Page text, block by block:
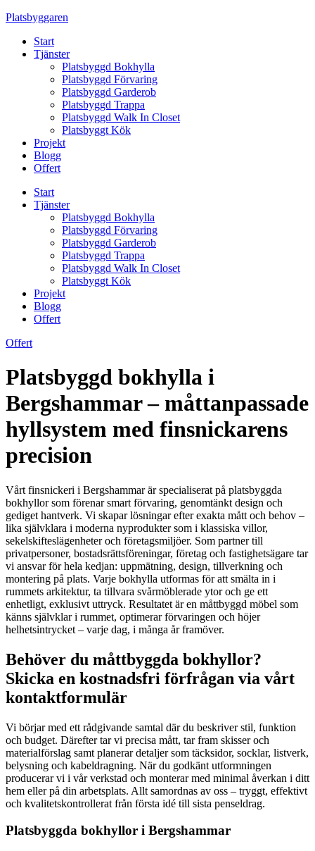
Skip
content
Platsbyggaren
Start
Tjänster
Platsbyggd Bokhylla
Platsbyggd Förvaring
Platsbyggd Garderob
Platsbyggd Trappa
Platsbyggd Walk In Closet
Platsbyggt Kök
Projekt
Blogg
Offert
Start
Tjänster
Platsbyggd Bokhylla
Platsbyggd Förvaring
Platsbyggd Garderob
Platsbyggd Trappa
Platsbyggd Walk In Closet
Platsbyggt Kök
Projekt
Blogg
Offert
Offert
Platsbyggd bokhylla i
Bergshammar – måttanpassade
hyllsystem med finsnickarens
precision
Vårt finsnickeri i Bergshammar är specialiserat på platsbyggda
bokhyllor som förenar smart förvaring, genomtänkt design och
gediget hantverk. Vi skapar lösningar efter exakta mått och behov –
lika självklara i moderna nyprodukter som i klassiska villor,
sekelskifteslägenheter och företagsmiljöer. Som partner till
privatpersoner, bostadsrättsföreningar, företag och fastighetsägare tar
vi ansvar för hela kedjan: uppmätning, design, tillverkning och
montering på plats. Varje bokhylla utformas för att smälta in i
rummets arkitektur, ta tillvara svårmöblerade ytor och ge ett
enhetligt, exklusivt uttryck. Resultatet är en måttbyggd möbel som
känns självklar i rummet, optimerar förvaringen och höjer
helhetsintrycket – varje dag, i många år framöver.
Behöver du måttbyggda bokhyllor?
Skicka en kostnadsfri förfrågan via vårt
kontaktformulär
Vi börjar med ett rådgivande samtal där du beskriver stil, funktion
och budget. Därefter tar vi precisa mått, tar fram skisser och
materialförslag samt planerar detaljer som täcksidor, socklar, listverk,
belysning och kabeldragning. När du godkänt utformningen
producerar vi i vår verkstad och monterar med minimal åverkan i ditt
hem eller på din arbetsplats. Allt samordnas av oss – tryggt, effektivt
och kvalitetskontrollerat från första idé till sista penseldrag.
Platsbyggda bokhyllor i Bergshammar